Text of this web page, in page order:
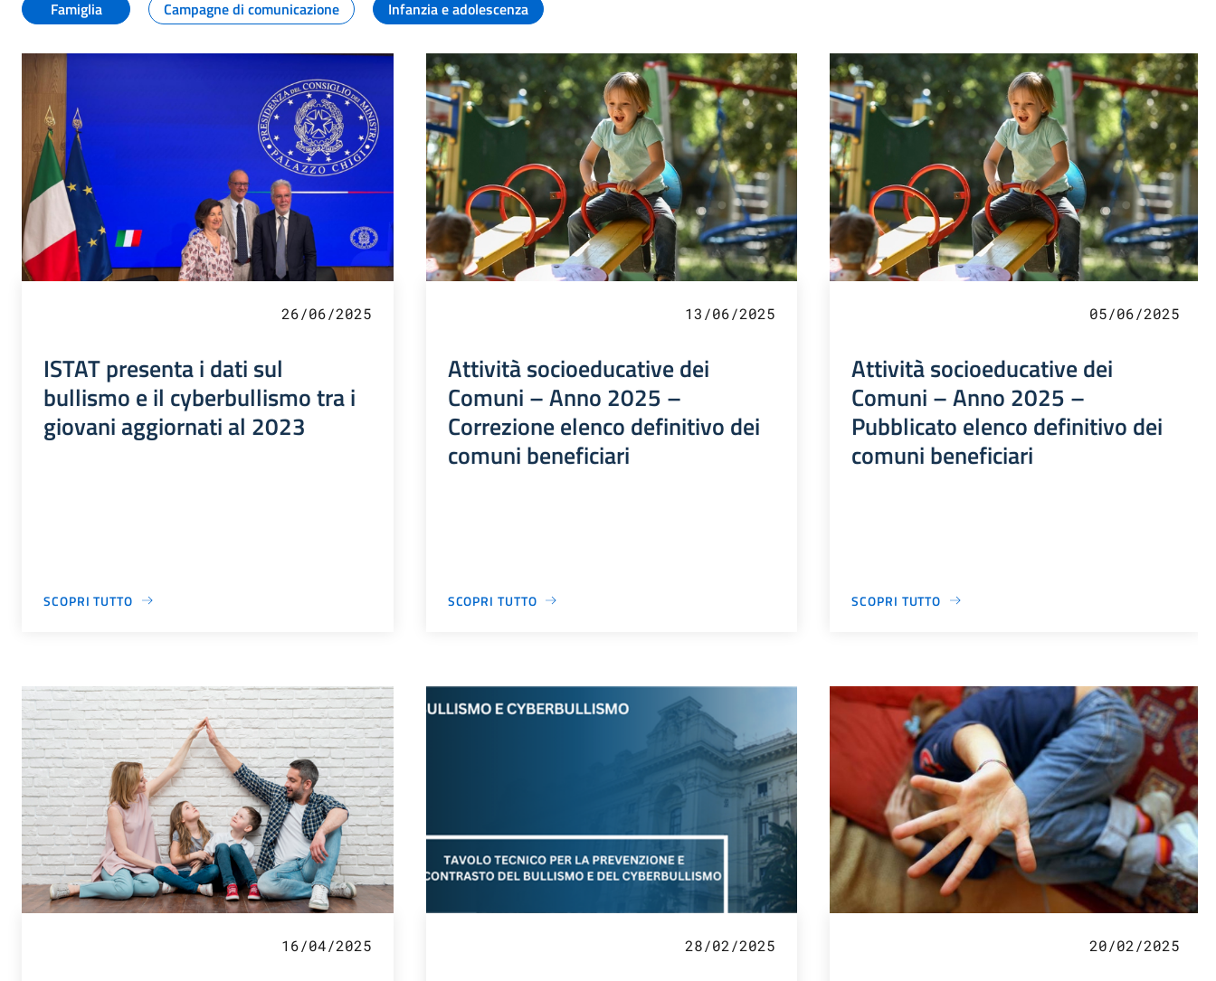
Famiglia
Campagne di comunicazione Infanzia e adolescenza
26/06/2025
ISTAT presenta i dati sul
bullismo e il cyberbullismo tra i
giovani aggiornati al 2023
SCOPRI TUTTO
13/06/2025
Attività socioeducative dei
Comuni – Anno 2025 –
Correzione elenco definitivo dei
comuni beneficiari
SCOPRI TUTTO
05/06/2025
Attività socioeducative dei
Comuni – Anno 2025 –
Pubblicato elenco definitivo dei
comuni beneficiari
SCOPRI TUTTO
16/04/2025 28/02/2025 20/02/2025